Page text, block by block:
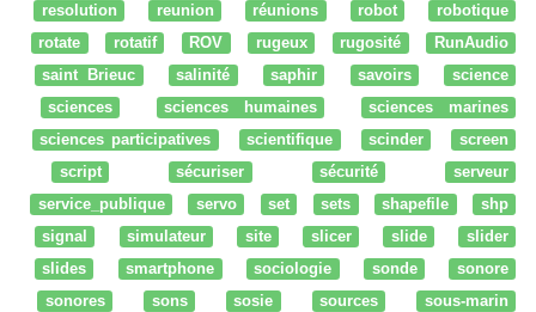
resolution
reunion réunions robot
robotique
rotate
rotatif ROV rugeux rugosité
RunAudio
saint Brieuc
salinité saphir savoirs
science
sciences
sciences humaines
sciences marines
sciences participatives
scientifique scinder
screen
script
sécuriser sécurité
serveur
service_publique
servo set sets shapefile
shp
signal
simulateur site slicer slide
slider
slides
smartphone sociologie sonde
sonore
sonores
sons sosie sources
sous-marin